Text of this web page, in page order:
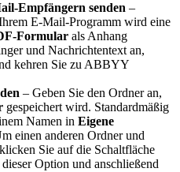
Empfängern senden –
E-Mail-Programm wird eine
Formular als Anhang
und Nachrichtentext an,
kehren Sie zu ABBYY
– Geben Sie den Ordner an,
gespeichert wird. Standardmäßig
Namen in Eigene
einen anderen Ordner und
Sie auf die Schaltfläche
dieser Option und anschließend